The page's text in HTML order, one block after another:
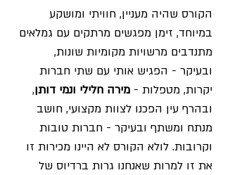
הקורס שהיה מעניין, חוויתי ומושקע
במיוחד, זימן מפגשים מרתקים עם גמלאים
מתנדבים מרשויות מקומיות שונות,
ובעיקר - הפגיש אותי עם שתי חברות
יקרות, מטפלות - מירה חלילי ונמי דותן,
ובהרף עין הפכנו לצוות מקצועי, חושב
מנתח ומשתף ובעיקר - חברות טובות
וקרובות. לולא הקורס לא היינו מכירות זו
את זו למרות שאנחנו גרות ברדיוס של